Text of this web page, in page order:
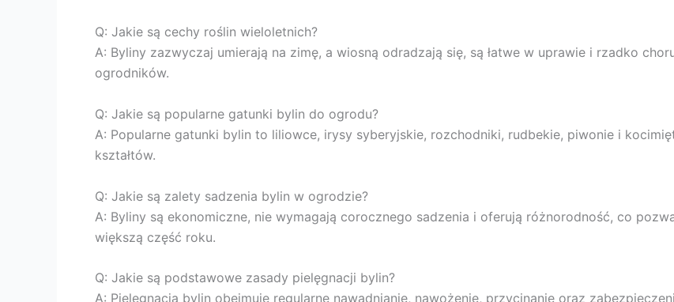
Q: Jakie są cechy roślin wieloletnich?
A: Byliny zazwyczaj umierają na zimę, a wiosną odradzają się, są łatwe w uprawie i rzadko
ogrodników.
Q: Jakie są popularne gatunki bylin do ogrodu?
A: Popularne gatunki bylin to liliowce, irysy syberyjskie, rozchodniki, rudbekie, piwonie i
kształtów.
Q: Jakie są zalety sadzenia bylin w ogrodzie?
A: Byliny są ekonomiczne, nie wymagają corocznego sadzenia i oferują różnorodność, co
większą część roku.
Q: Jakie są podstawowe zasady pielęgnacji bylin?
A: Pielęgnacja bylin obejmuje regularne nawadnianie, nawożenie, przycinanie oraz